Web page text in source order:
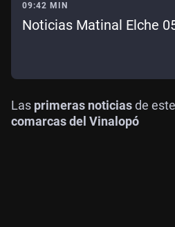
09:42 MIN
Noticias Matinal Elche
Las primeras noticiasde este
comarcas del Vinalopó